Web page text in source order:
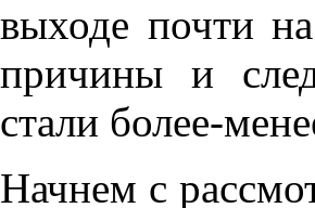
выходе почти
причины и
стали более-
Начнем с